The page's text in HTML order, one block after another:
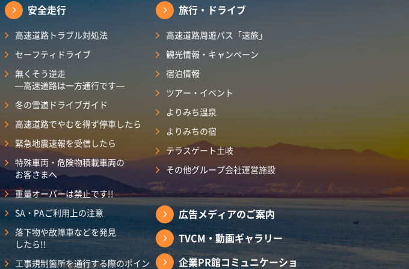
安全走行
高速道路トラブル対処法
セーフティドライブ
無くそう逆走
―高速道路は一方通行です―
冬の雪道ドライブガイド
高速道路でやむを得ず停車したら
緊急地震速報を受信したら
特殊車両・危険物積載車両の
お客さまへ
重量オーバーは禁止です!!
SA・PAご利用上の注意
落下物や故障車などを発見
したら!!
工事規制箇所を通行する際のポイン
旅行・ドライブ
高速道路周遊パス「速旅」
観光情報・キャンペーン
宿泊情報
ツアー・イベント
よりみち温泉
よりみちの宿
テラスゲート土岐
その他グループ会社運営施設
広告メディアのご案内
TVCM・動画ギャラリー
企業PR館コミュニケーショ